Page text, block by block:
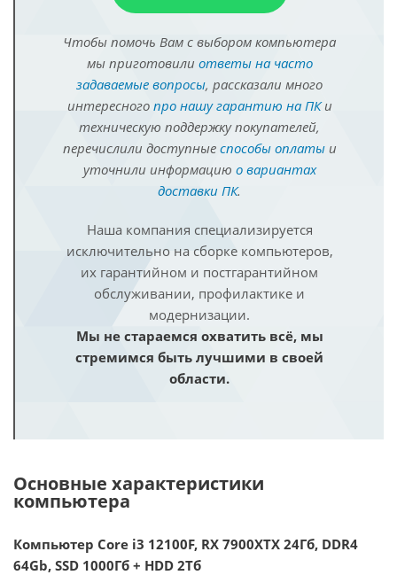
Чтобы помочь Вам с выбором компьютера
мы приготовили ответы на часто
задаваемые вопросы, рассказали много
интересного про нашу гарантию на ПКи
техническую поддержку покупателей,
перечислили доступные способы оплатыи
уточнили информацию о вариантах
доставки ПК.
Наша компания специализируется
исключительно на сборке компьютеров,
их гарантийном и постгарантийном
обслуживании, профилактике и
модернизации.
Мы не стараемся охватить всё, мы
стремимся быть лучшими в своей
области.
Основные характеристики
компьютера
Компьютер Core i3 12100F, RX 7900XTX 24Гб, DDR4
64Gb, SSD 1000Гб + HDD 2Тб